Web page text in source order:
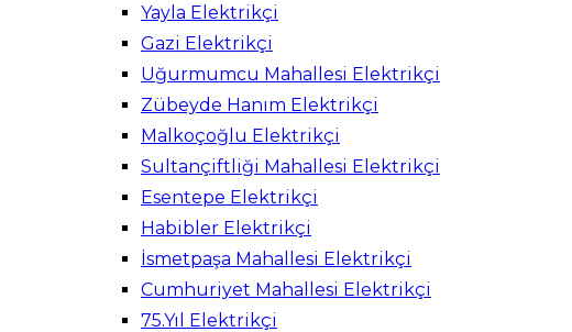
Yayla Elektrikçi
Gazi Elektrikçi
Uğurmumcu Mahallesi Elektrikçi
Zübeyde Hanım Elektrikçi
Malkoçoğlu Elektrikçi
Sultançiftliği Mahallesi Elektrikçi
Esentepe Elektrikçi
Habibler Elektrikçi
İsmetpaşa Mahallesi Elektrikçi
Cumhuriyet Mahallesi Elektrikçi
75.Yıl Elektrikçi